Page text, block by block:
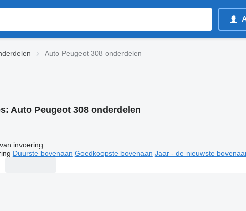
Auto Peugeot 308 onderdelen
Auto Peugeot 308 onderdelen
invoering
Duurste bovenaan Goedkoopste bovenaan Jaar - de nieuwste